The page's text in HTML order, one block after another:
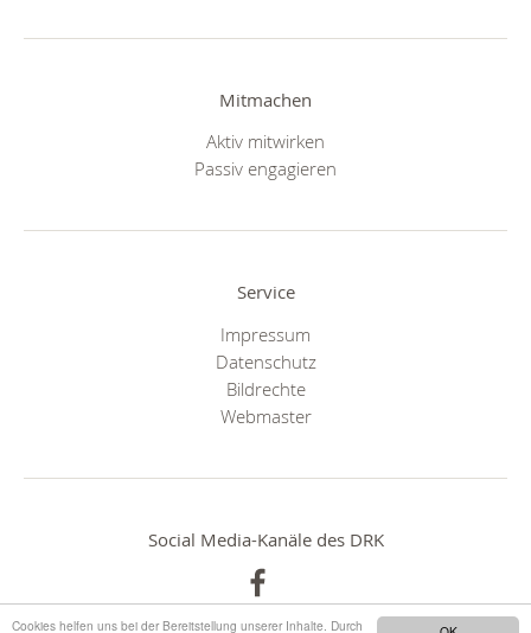
Cookies helfen uns bei der Bereitstellung unserer Inhalte. Durch
Mitmachen
Aktiv mitwirken
Passiv engagieren
Service
Impressum
Datenschutz
Bildrechte
Webmaster
Social Media-Kanäle des DRK